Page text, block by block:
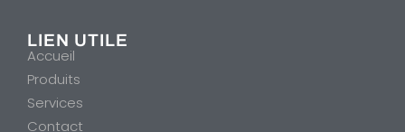
LIEN UTILE
Accueil
Produits
Services
Contact